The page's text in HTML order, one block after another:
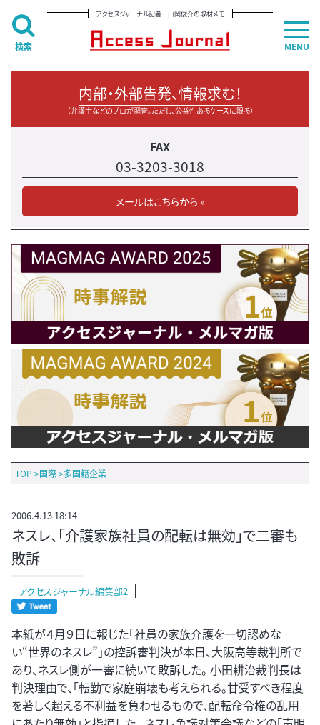
アクセスジャーナル記者 山岡俊介の取材メモ
内部・外部告発、情報求む！
（弁護士などのプロが調査。ただし、公益性あるケースに限る）
FAX
03-3203-3018
メールはこちらから »
TOP >国際>多国籍企業
2006.4.13 18:14
ネスレ、「介護家族社員の配転は無効」で二審も
敗訴
アクセスジャーナル編集部2
本紙が４月９日に報じた「社員の家族介護を一切認めな
い“世界のネスレ”」の控訴審判決が本日、大阪高等裁判所で
あり、ネスレ側が一審に続いて敗訴した。 小田耕治裁判長は
判決理由で、「転勤で家庭崩壊も考えられる。甘受すべき程度
を著しく超える不利益を負わせるもので、配転命令権の乱用
MENU
検索